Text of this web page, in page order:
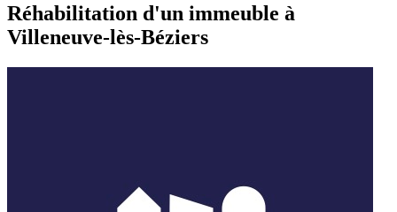
Réhabilitation d'un immeuble à
Villeneuve-lès-Béziers